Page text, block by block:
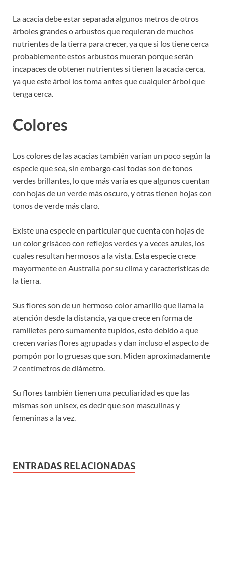
La acacia debe estar separada algunos metros de otros
árboles grandes o arbustos que requieran de muchos
nutrientes de la tierra para crecer, ya que si los tiene cerca
probablemente estos arbustos mueran porque serán
incapaces de obtener nutrientes si tienen la acacia cerca,
ya que este árbol los toma antes que cualquier árbol que
tenga cerca.
Colores
Los colores de las acacias también varían un poco según la
especie que sea, sin embargo casi todas son de tonos
verdes brillantes, lo que más varía es que algunos cuentan
con hojas de un verde más oscuro, y otras tienen hojas con
tonos de verde más claro.
Existe una especie en particular que cuenta con hojas de
un color grisáceo con reflejos verdes y a veces azules, los
cuales resultan hermosos a la vista. Esta especie crece
mayormente en Australia por su clima y características de
la tierra.
Sus flores son de un hermoso color amarillo que llama la
atención desde la distancia, ya que crece en forma de
ramilletes pero sumamente tupidos, esto debido a que
crecen varias flores agrupadas y dan incluso el aspecto de
pompón por lo gruesas que son. Miden aproximadamente
2 centímetros de diámetro.
Su flores también tienen una peculiaridad es que las
mismas son unisex, es decir que son masculinas y
femeninas a la vez.
ENTRADAS RELACIONADAS